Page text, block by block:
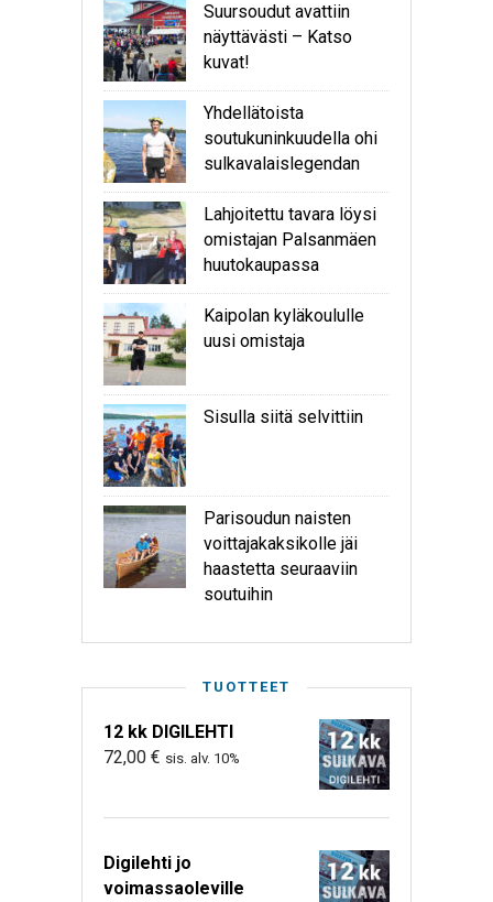
Suursoudut avattiin
näyttävästi – Katso
kuvat!
Yhdellätoista
soutukuninkuudella ohi
sulkavalaislegendan
Lahjoitettu tavara löysi
omistajan Palsanmäen
huutokaupassa
Kaipolan kyläkoululle
uusi omistaja
Sisulla siitä selvittiin
Parisoudun naisten
voittajakaksikolle jäi
haastetta seuraaviin
soutuihin
TUOTTEET
12 kk DIGILEHTI
72,00 € sis. alv. 10%
Digilehti jo
voimassaoleville